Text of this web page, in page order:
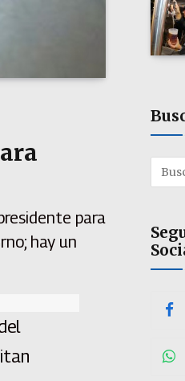
para
hay un